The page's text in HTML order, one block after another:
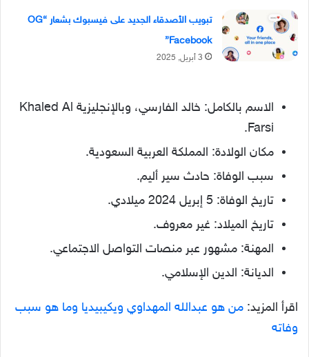
تبويب الأصدقاء الجديد على فيسبوك بشعار “OG
Facebook”
3 أبريل, 2025
الاسم بالكامل: خالد الفارسي، وبالإنجليزية Khaled Al
Farsi.
مكان الولادة: المملكة العربية السعودية.
سبب الوفاة: حادث سير أليم.
تاريخ الوفاة: 5 إبريل 2024 ميلادي.
تاريخ الميلاد: غير معروف.
المهنة: مشهور عبر منصات التواصل الاجتماعي.
الديانة: الدين الإسلامي.
اقرأ المزيد: من هو عبدالله المهداوي ويكيبيديا وما هو سبب
وفاته